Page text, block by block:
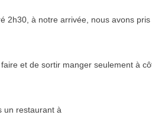
2h30, à notre arrivée, nous avons pris
et de sortir manger seulement à
un restaurant à